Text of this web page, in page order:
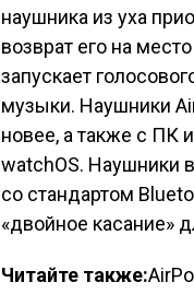
наушника из уха
возврат его на
запускает
музыки. Наушники
новее, а также с ПК
watchOS. Наушники
со стандартом
«двойное касание»
Читайте также: